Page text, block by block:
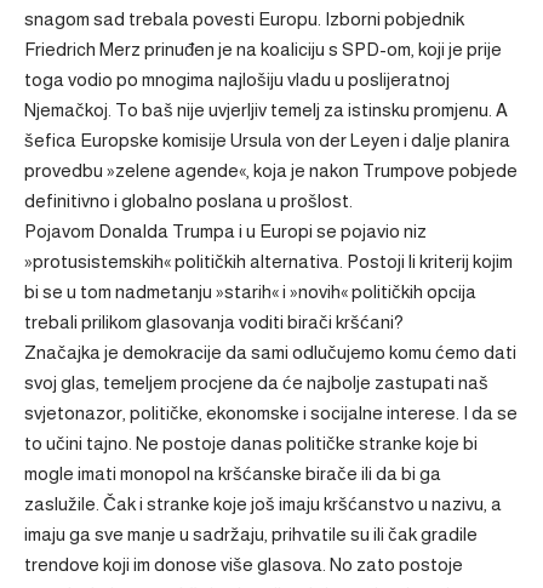
snagom sad trebala povesti Europu. Izborni pobjednik
Friedrich Merz prinuđen je na koaliciju s SPD-om, koji je prije
toga vodio po mnogima najlošiju vladu u poslijeratnoj
Njemačkoj. To baš nije uvjerljiv temelj za istinsku promjenu. A
šefica Europske komisije Ursula von der Leyen i dalje planira
provedbu »zelene agende«, koja je nakon Trumpove pobjede
definitivno i globalno poslana u prošlost.
Pojavom Donalda Trumpa i u Europi se pojavio niz
»protusistemskih« političkih alternativa. Postoji li kriterij kojim
bi se u tom nadmetanju »starih« i »novih« političkih opcija
trebali prilikom glasovanja voditi birači kršćani?
Značajka je demokracije da sami odlučujemo komu ćemo dati
svoj glas, temeljem procjene da će najbolje zastupati naš
svjetonazor, političke, ekonomske i socijalne interese. I da se
to učini tajno. Ne postoje danas političke stranke koje bi
mogle imati monopol na kršćanske birače ili da bi ga
zaslužile. Čak i stranke koje još imaju kršćanstvo u nazivu, a
imaju ga sve manje u sadržaju, prihvatile su ili čak gradile
trendove koji im donose više glasova. No zato postoje